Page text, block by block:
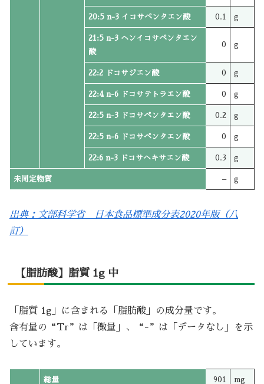
20:5 n-3 イコサペンタエン酸 0.1 g
21:5 n-3 ヘンイコサペンタエン
酸
0 g
22:2 ドコサジエン酸 0 g
22:4 n-6 ドコサテトラエン酸 0 g
22:5 n-3 ドコサペンタエン酸 0.2 g
22:5 n-6 ドコサペンタエン酸 0 g
22:6 n-3 ドコサヘキサエン酸 0.3 g
未同定物質 – g
出典：文部科学省 日本食品標準成分表2020年版（八
訂）
【脂肪酸】脂質 1g 中
「脂質 1g」に含まれる「脂肪酸」の成分量です。
含有量の“Tr”は「微量」、“-”は「データなし」を示
しています。
総量 901 mg